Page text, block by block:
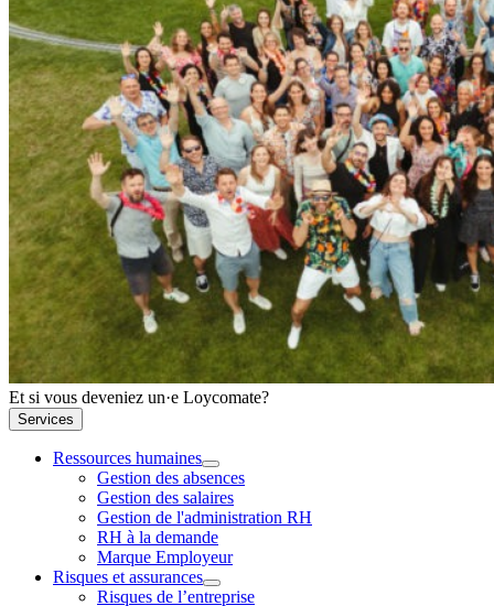
Et si vous deveniez un·e Loycomate?
Services
Ressources humaines
Gestion des absences
Gestion des salaires
Gestion de l'administration RH
RH à la demande
Marque Employeur
Risques et assurances
Risques de l’entreprise